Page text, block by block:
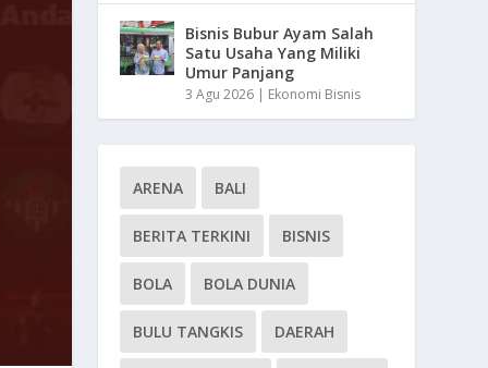
Bisnis Bubur Ayam Salah
Satu Usaha Yang Miliki
Umur Panjang
3 Agu 2026 | Ekonomi Bisnis
ARENA BALI
BERITA TERKINI BISNIS
BOLA BOLA DUNIA
BULU TANGKIS DAERAH